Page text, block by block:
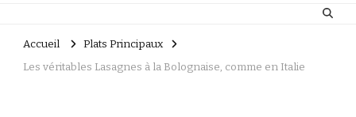
Accueil
Plats Principaux
Les véritables Lasagnes à la Bolognaise, comme en Italie